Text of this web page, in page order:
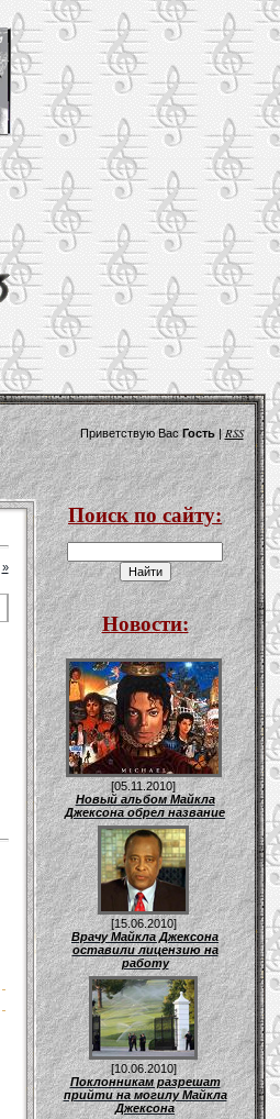
Приветствую Вас Гость|RSS
»
Поиск по сайту:
Новости:
[05.11.2010]
Новый альбом Майкла
Джексона обрел название
[15.06.2010]
Врачу Майкла Джексона
оставили лицензию на
работу
[10.06.2010]
Поклонникам разрешат
прийти на могилу Майкла
Джексона